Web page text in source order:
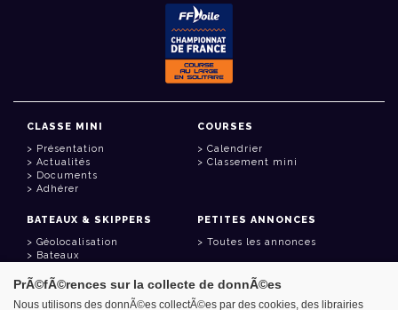
CLASSE MINI
Présentation
Actualités
Documents
Adhérer
COURSES
Calendrier
Classement mini
BATEAUX & SKIPPERS
Géolocalisation
Bateaux
PETITES ANNONCES
Toutes les annonces
LIENS UTILES
PrÃ©fÃ©rences sur la collecte de donnÃ©es
Nous utilisons des donnÃ©es collectÃ©es par des cookies, des librairies